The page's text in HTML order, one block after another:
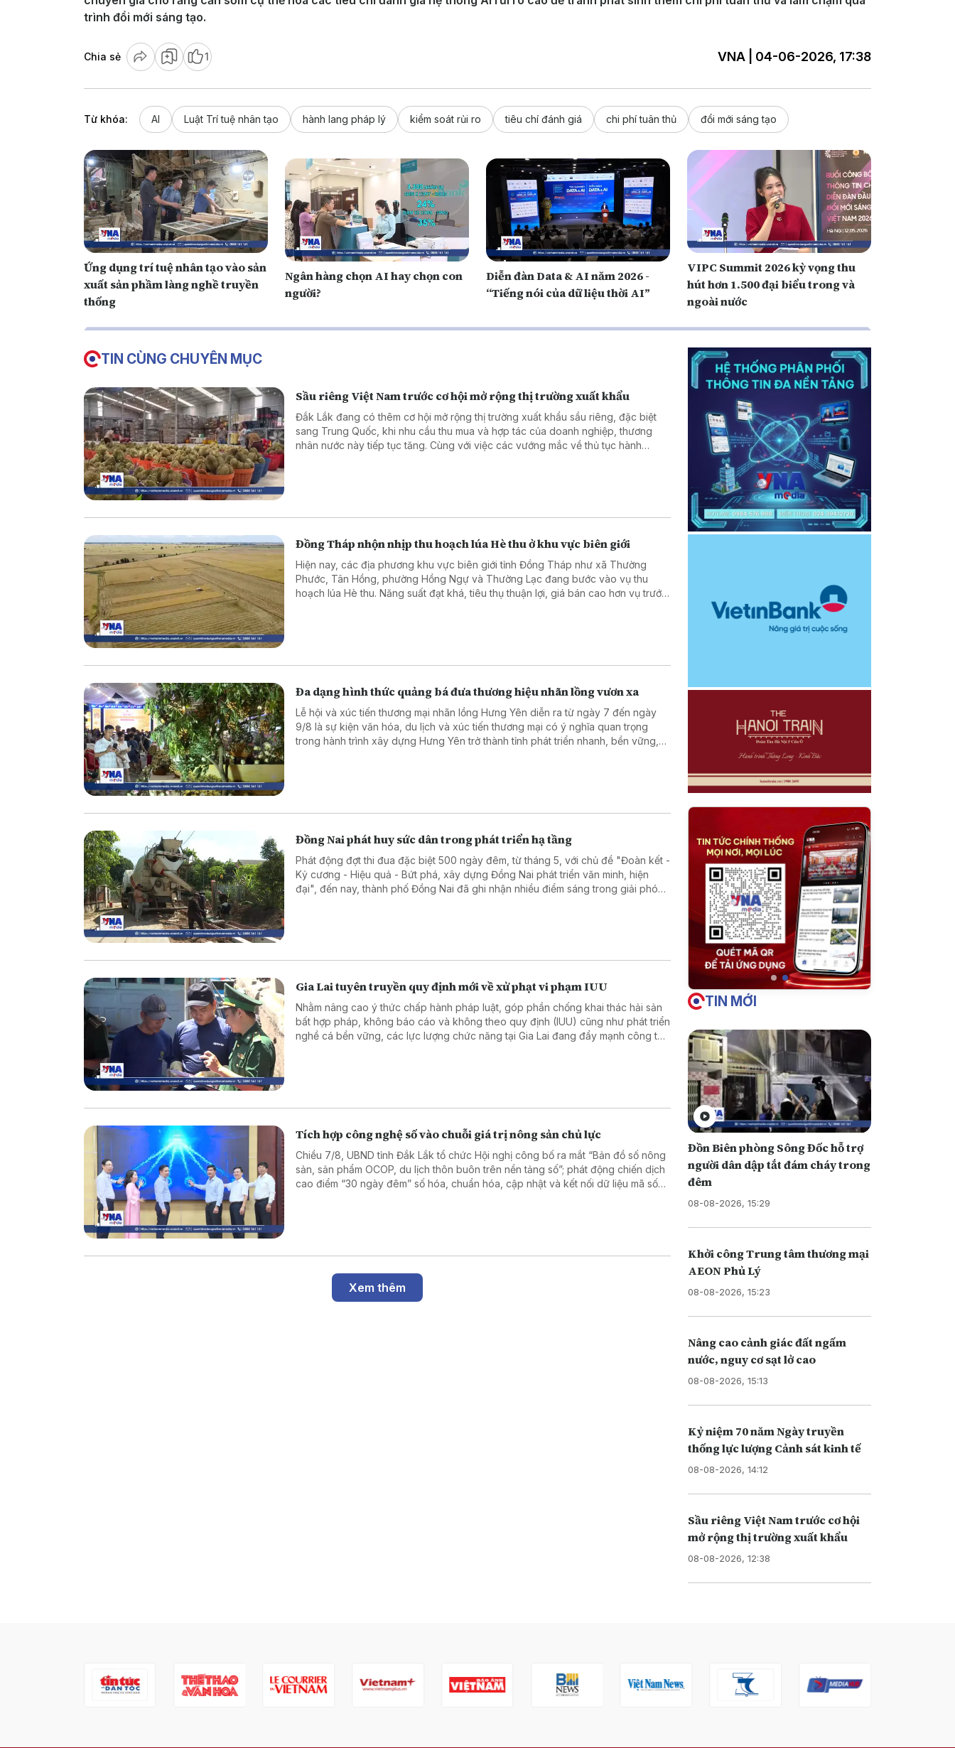
trình đổi mới sáng tạo.
Chia sẻ 1 VNA | 04-06-2026, 17:38
Từ khóa: AI Luật Trí tuệ nhân tạo hành lang pháp lý kiểm soát rủi ro tiêu chí đánh giá chi phí tuân thủ đổi mới sáng tạo
Ứng dụng trí tuệ nhân tạo vào sản
xuất sản phầm làng nghề truyền
thống
Ngân hàng chọn AI hay chọn con
người?
Diễn đàn Data & AI năm 2026 -
“Tiếng nói của dữ liệu thời AI”
VIPC Summit 2026 kỳ vọng thu
hút hơn 1.500 đại biểu trong và
ngoài nước
TIN CÙNG CHUYÊN MỤC
Sầu riêng Việt Nam trước cơ hội mở rộng thị trường xuất khẩu
Đắk Lắk đang có thêm cơ hội mở rộng thị trường xuất khẩu sầu riêng, đặc biệt
sang Trung Quốc, khi nhu cầu thu mua và hợp tác của doanh nghiệp, thương
nhân nước này tiếp tục tăng. Cùng với việc các vướng mắc về thủ tục hành
Đồng Tháp nhộn nhịp thu hoạch lúa Hè thu ở khu vực biên giới
Hiện nay, các địa phương khu vực biên giới tỉnh Đồng Tháp như xã Thường
Phước, Tân Hồng, phường Hồng Ngự và Thường Lạc đang bước vào vụ thu
hoạch lúa Hè thu. Năng suất đạt khá, tiêu thụ thuận lợi, giá bán cao hơn vụ trước,
Đa dạng hình thức quảng bá đưa thương hiệu nhãn lồng vươn xa
Lễ hội và xúc tiến thương mại nhãn lồng Hưng Yên diễn ra từ ngày 7 đến ngày
9/8 là sự kiện văn hóa, du lịch và xúc tiến thương mại có ý nghĩa quan trọng
trong hành trình xây dựng Hưng Yên trở thành tỉnh phát triển nhanh, bền vững,
Đồng Nai phát huy sức dân trong phát triển hạ tầng
Phát động đợt thi đua đặc biệt 500 ngày đêm, từ tháng 5, với chủ đề "Đoàn kết -
Kỷ cương - Hiệu quả - Bứt phá, xây dựng Đồng Nai phát triển văn minh, hiện
đại", đến nay, thành phố Đồng Nai đã ghi nhận nhiều điểm sáng trong giải phóng
Gia Lai tuyên truyền quy định mới về xử phạt vi phạm IUU
Nhằm nâng cao ý thức chấp hành pháp luật, góp phần chống khai thác hải sản
bất hợp pháp, không báo cáo và không theo quy định (IUU) cũng như phát triển
nghề cá bền vững, các lực lượng chức năng tại Gia Lai đang đẩy mạnh công tác
Tích hợp công nghệ số vào chuỗi giá trị nông sản chủ lực
Chiều 7/8, UBND tỉnh Đắk Lắk tổ chức Hội nghị công bố ra mắt “Bản đồ số nông
sản, sản phẩm OCOP, du lịch thôn buôn trên nền tảng số”; phát động chiến dịch
cao điểm “30 ngày đêm” số hóa, chuẩn hóa, cập nhật và kết nối dữ liệu mã số
Xem thêm
TIN MỚI
Đồn Biên phòng Sông Đốc hỗ trợ
người dân dập tắt đám cháy trong
đêm
08-08-2026, 15:29
Khởi công Trung tâm thương mại
AEON Phủ Lý
08-08-2026, 15:23
Nâng cao cảnh giác đất ngấm
nước, nguy cơ sạt lở cao
08-08-2026, 15:13
Kỷ niệm 70 năm Ngày truyền
thống lực lượng Cảnh sát kinh tế
08-08-2026, 14:12
Sầu riêng Việt Nam trước cơ hội
mở rộng thị trường xuất khẩu
08-08-2026, 12:38